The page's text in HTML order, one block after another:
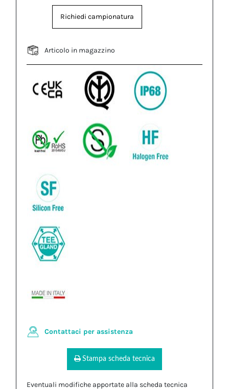
Richiedi campionatura
Articolo in magazzino
Contattaci per assistenza
Stampa scheda tecnica
Eventuali modifiche apportate alla scheda tecnica